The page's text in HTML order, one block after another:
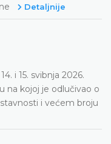
Detaljnije
i 15. svibnja 2026.
na kojoj je odlučivao o
i većem broju